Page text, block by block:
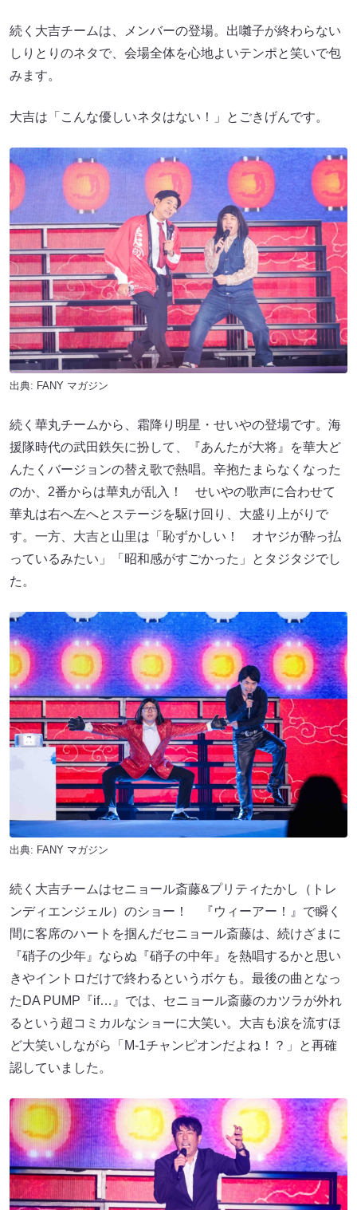
続く大吉チームは、メンバーの登場。出囃子が終わらない
しりとりのネタで、会場全体を心地よいテンポと笑いで包
みます。
大吉は「こんな優しいネタはない！」とごきげんです。
出典: FANY マガジン
続く華丸チームから、霜降り明星・せいやの登場です。海
援隊時代の武田鉄矢に扮して、『あんたが大将』を華大ど
んたくバージョンの替え歌で熱唱。辛抱たまらなくなった
のか、2番からは華丸が乱入！ せいやの歌声に合わせて
華丸は右へ左へとステージを駆け回り、大盛り上がりで
す。一方、大吉と山里は「恥ずかしい！ オヤジが酔っ払
っているみたい」「昭和感がすごかった」とタジタジでし
た。
出典: FANY マガジン
続く大吉チームはセニョール斎藤&プリティたかし（トレ
ンディエンジェル）のショー！ 『ウィーアー！』で瞬く
間に客席のハートを掴んだセニョール斎藤は、続けざまに
『硝子の少年』ならぬ『硝子の中年』を熱唱するかと思い
きやイントロだけで終わるというボケも。最後の曲となっ
たDA PUMP『if…』では、セニョール斎藤のカツラが外れ
るという超コミカルなショーに大笑い。大吉も涙を流すほ
ど大笑いしながら「M-1チャンピオンだよね！？」と再確
認していました。